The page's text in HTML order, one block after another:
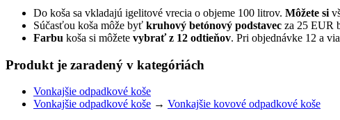
Do koša sa vkladajú igelitové vrecia o objeme 100 litrov. Môžete si
Súčasťou koša môže byť kruhový betónový podstavec za 25 EUR
Farbu koša si môžete vybrať z 12 odtieňov. Pri objednávke 12 a
Produkt je zaradený v kategóriách
Vonkajšie odpadkové koše
Vonkajšie odpadkové koše → Vonkajšie kovové odpadkové koše